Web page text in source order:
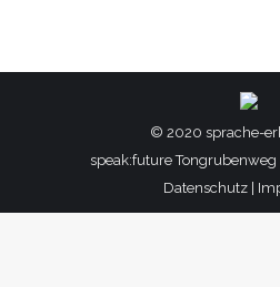
© 2020 sprache-
speak:future
Datenschutz